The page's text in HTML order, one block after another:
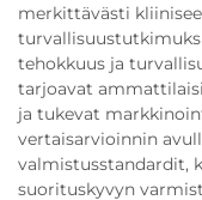
merkittävästi
tehokkuus ja
tarjoavat
ja tukevat
vertaisarvioinnin
valmistusstandardit,
suorituskyvyn